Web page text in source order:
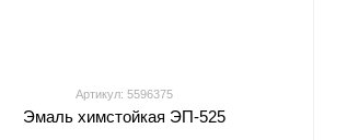
Артикул: 5596375
Эмаль химстойкая ЭП-525